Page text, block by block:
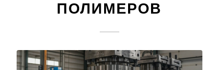
ПОЛИМЕРОВ